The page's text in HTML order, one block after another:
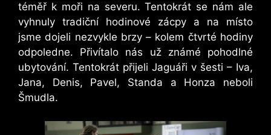
téměř k moři na severu. Tentokrát se nám ale
vyhnuly tradiční hodinové zácpy a na místo
jsme dojeli nezvykle brzy – kolem čtvrté hodiny
odpoledne. Přivítalo nás už známé pohodlné
ubytování. Tentokrát přijeli Jaguáři v šesti – Iva,
Jana, Denis, Pavel, Standa a Honza neboli
Šmudla.